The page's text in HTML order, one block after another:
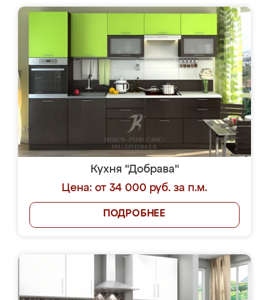
Кухня "Добрава"
Цена: от 34 000 руб. за п.м.
ПОДРОБНЕЕ